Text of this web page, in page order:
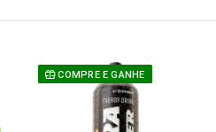
COMPRE E GANHE